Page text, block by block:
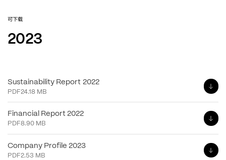
可下载
2023
Sustainability Report 2022
PDF24.18 MB
Financial Report 2022
PDF8.90 MB
Company Profile 2023
PDF2.53 MB